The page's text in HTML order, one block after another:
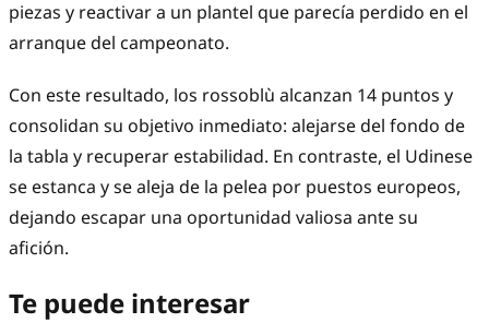
piezas y reactivar a un plantel que parecía perdido en el
arranque del campeonato.
Con este resultado, los rossoblù alcanzan 14 puntos y
consolidan su objetivo inmediato: alejarse del fondo de
la tabla y recuperar estabilidad. En contraste, el Udinese
se estanca y se aleja de la pelea por puestos europeos,
dejando escapar una oportunidad valiosa ante su
afición.
Te puede interesar